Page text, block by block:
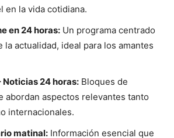
en la vida cotidiana.
en 24 horas: Un programa centrado
la actualidad, ideal para los amantes
Noticias 24 horas: Bloques de
abordan aspectos relevantes tanto
internacionales.
matinal: Información esencial que